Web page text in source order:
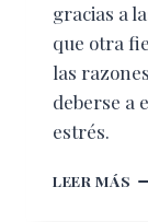
gracias a
que otra
las
deberse a
estrés.
LEER MÁS